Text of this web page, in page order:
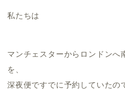
私たちは
マンチェスターからロンドンへ
を、
深夜便ですでに予約していたの